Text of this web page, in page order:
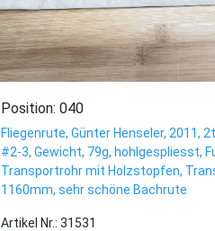
Position: 040
Fliegenrute, Günter Henseler, 2011,
#2-3, Gewicht, 79g, hohlgespliesst,
Transportrohr mit Holzstopfen,
1160mm, sehr schöne Bachrute
Artikel Nr.: 31531